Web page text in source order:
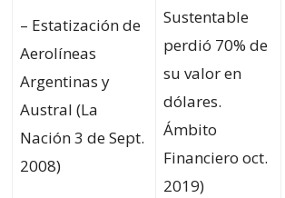
– Estatización de
Aerolíneas
Argentinas y
Austral (La
Nación 3 de Sept.
2008)
Sustentable
perdió 70% de
su valor en
dólares.
Ámbito
Financiero oct.
2019)